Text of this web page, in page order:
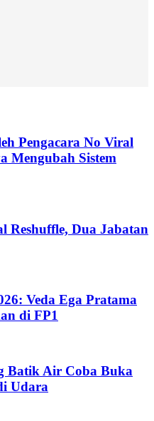
Pengacara No Viral
Mengubah Sistem
Reshuffle, Dua Jabatan
Veda Ega Pratama
di FP1
Batik Air Coba Buka
Udara